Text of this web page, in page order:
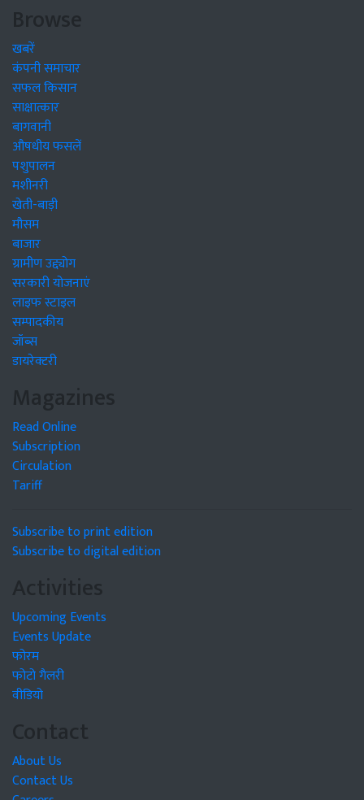
Browse
खबरें
कंपनी समाचार
सफल किसान
साक्षात्कार
बागवानी
औषधीय फसलें
पशुपालन
मशीनरी
खेती-बाड़ी
मौसम
बाजार
ग्रामीण उद्द्योग
सरकारी योजनाएं
लाइफ स्टाइल
सम्पादकीय
जॉब्स
डायरेक्टरी
Magazines
Read Online
Subscription
Circulation
Tariff
Subscribe to print edition
Subscribe to digital edition
Activities
Upcoming Events
Events Update
फोरम
फोटो गैलरी
वीडियो
Contact
About Us
Contact Us